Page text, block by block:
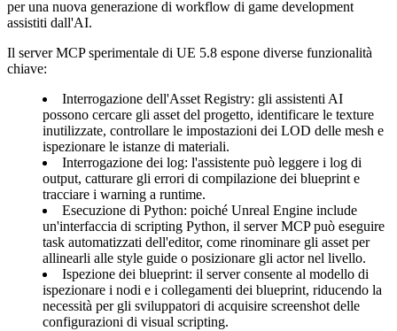
per una nuova generazione di workflow di game development
assistiti dall'AI.
Il server MCP sperimentale di UE 5.8 espone diverse funzionalità
chiave:
Interrogazione dell'Asset Registry: gli assistenti AI
possono cercare gli asset del progetto, identificare le texture
inutilizzate, controllare le impostazioni dei LOD delle mesh e
ispezionare le istanze di materiali.
Interrogazione dei log: l'assistente può leggere i log di
output, catturare gli errori di compilazione dei blueprint e
tracciare i warning a runtime.
Esecuzione di Python: poiché Unreal Engine include
un'interfaccia di scripting Python, il server MCP può eseguire
task automatizzati dell'editor, come rinominare gli asset per
allinearli alle style guide o posizionare gli actor nel livello.
Ispezione dei blueprint: il server consente al modello di
ispezionare i nodi e i collegamenti dei blueprint, riducendo la
necessità per gli sviluppatori di acquisire screenshot delle
configurazioni di visual scripting.